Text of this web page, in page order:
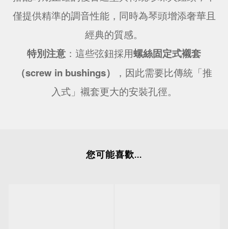
僅提供精準的調音性能，同時為琴頭增添奢華且
經典的質感。
特別注意 ：這些弦鈕採用螺絲固定式襯套
（screw in bushings）
，因此需要比傳統「推
入式」襯套更大的安裝孔徑。
您可能喜歡...